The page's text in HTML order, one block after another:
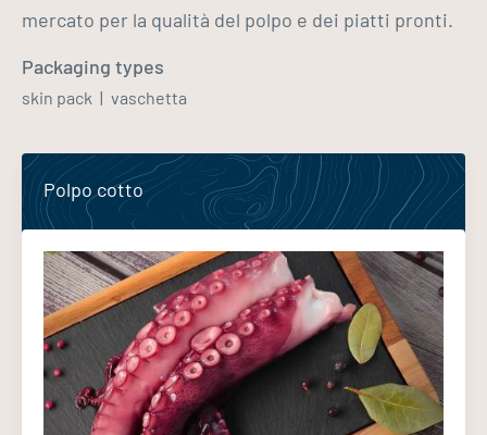
mercato per la qualità del polpo e dei piatti pronti.
Packaging types
skin pack vaschetta
Polpo cotto